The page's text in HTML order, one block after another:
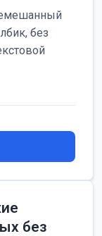
без
без